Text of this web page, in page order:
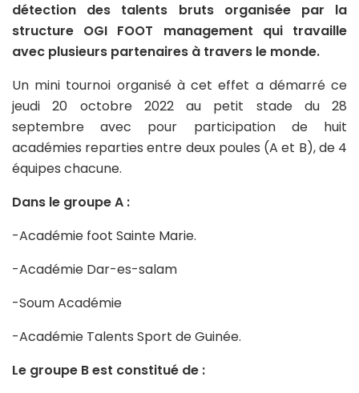
détection des talents bruts organisée par la
structure OGI FOOT management qui travaille
avec plusieurs partenaires à travers le monde.
Un mini tournoi organisé à cet effet a démarré ce
jeudi 20 octobre 2022 au petit stade du 28
septembre avec pour participation de huit
académies reparties entre deux poules (A et B), de 4
équipes chacune.
Dans le groupe A :
-Académie foot Sainte Marie.
-Académie Dar-es-salam
-Soum Académie
-Académie Talents Sport de Guinée.
Le groupe B est constitué de :